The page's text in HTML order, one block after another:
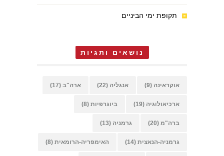
תקופת ימי הביניים
נושאים ותגיות
אוקראינה (9) אנגליה (22) ארה"ב (17)
ארכיאולוגיה (19) ביוגרפיות (8)
ברה"מ (20) גרמניה (13)
גרמניה-הנאצית (14) האימפריה-הרומאית (8)